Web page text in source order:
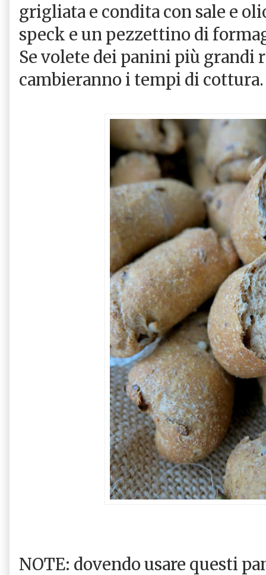
grigliata e condita con sale e
speck e un pezzettino di
Se volete dei panini più grandi
cambieranno i tempi di cottura.
NOTE: dovendo usare questi